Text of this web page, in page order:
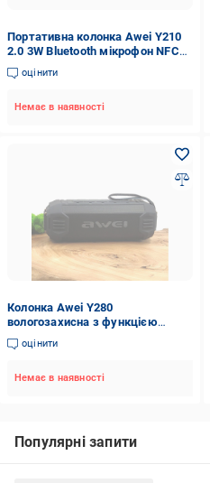
Портативна колонка Awei Y210
2.0 3W Bluetooth мікрофон NFC
Чорний (1440155736)
оцінити
Немає в наявності
Колонка Awei Y280
вологозахисна з функцією
Power Bank (22427)
оцінити
Немає в наявності
Популярні запити